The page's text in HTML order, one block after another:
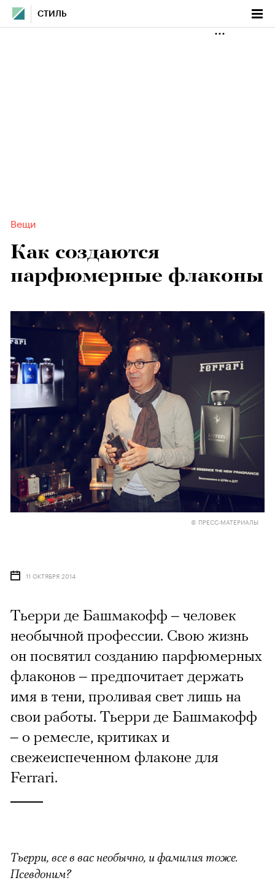
СТИЛЬ
Вещи
Как создаются
парфюмерные флаконы
© ПРЕСС-МАТЕРИАЛЫ
11 ОКТЯБРЯ 2014
Тьерри де Башмакофф – человек
необычной профессии. Свою жизнь
он посвятил созданию парфюмерных
флаконов – предпочитает держать
имя в тени, проливая свет лишь на
свои работы. Тьерри де Башмакофф
– о ремесле, критиках и
свежеиспеченном флаконе для
Ferrari.
Тьерри, все в вас необычно, и фамилия тоже.
Псевдоним?